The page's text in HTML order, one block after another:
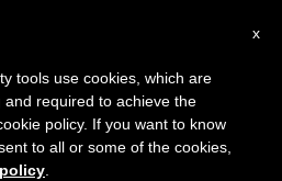
x
tools use cookies, which are
required to achieve the
policy. If you want to know
to all or some of the cookies,